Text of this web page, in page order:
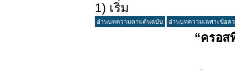
1) เริ่ม
อ่านบทความตามต้นฉบับ อ่านบทความเฉพาะข้อค
“ครอส